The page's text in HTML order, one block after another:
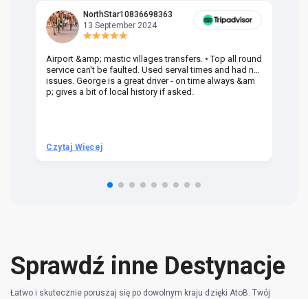
NorthStar10836698363
13 September 2024
Airport &amp; mastic villages transfers. • Top all round
service can't be faulted. Used serval times and had no
issues. George is a great driver - on time always &am
p; gives a bit of local history if asked.
Czytaj Więcej
Sprawdź inne Destynacje
Łatwo i skutecznie poruszaj się po dowolnym kraju dzięki AtoB. Twój